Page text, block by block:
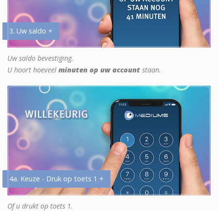
3. Uw saldo +
Uw saldo bevestiging.
U hoort hoeveel minuten op uw account staan.
4a. Keuze - Druk op toets 1 +
Of u drukt op toets 1.